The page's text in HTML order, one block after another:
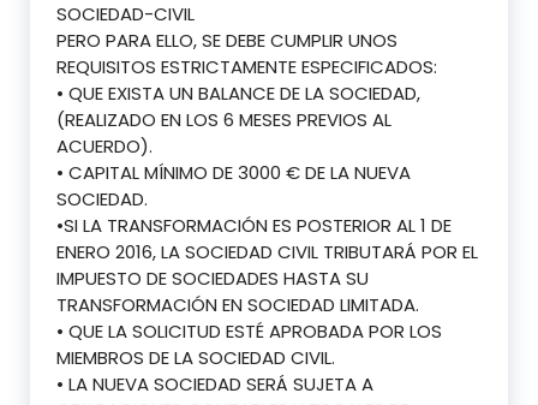
SOCIEDAD-CIVIL
PERO PARA ELLO, SE DEBE CUMPLIR UNOS
REQUISITOS ESTRICTAMENTE ESPECIFICADOS:
• QUE EXISTA UN BALANCE DE LA SOCIEDAD,
(REALIZADO EN LOS 6 MESES PREVIOS AL
ACUERDO).
• CAPITAL MÍNIMO DE 3000 € DE LA NUEVA
SOCIEDAD.
•SI LA TRANSFORMACIÓN ES POSTERIOR AL 1 DE
ENERO 2016, LA SOCIEDAD CIVIL TRIBUTARÁ POR EL
IMPUESTO DE SOCIEDADES HASTA SU
TRANSFORMACIÓN EN SOCIEDAD LIMITADA.
• QUE LA SOLICITUD ESTÉ APROBADA POR LOS
MIEMBROS DE LA SOCIEDAD CIVIL.
• LA NUEVA SOCIEDAD SERÁ SUJETA A